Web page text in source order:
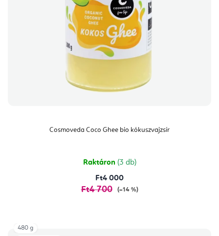
Cosmoveda Coco Ghee bio kókuszvajzsír
Raktáron (3 db)
Ft4 000
Ft4 700 (–14 %)
480 g